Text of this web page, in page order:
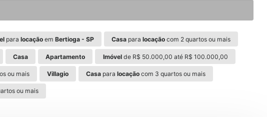
para locaçãoem Bertioga - SP Casapara locaçãocom 2 quartos ou mais
Casa Apartamento Imóvelde R$ 50.000,00 até R$ 100.000,00
ou mais Villagio Casa paralocação com 3 quartos ou mais
ou mais